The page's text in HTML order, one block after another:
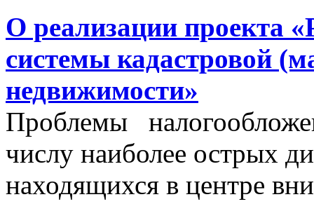
О реализации проекта
системы кадастровой
недвижимости»
Проблемы
числу наиболее острых
находящихся в центре